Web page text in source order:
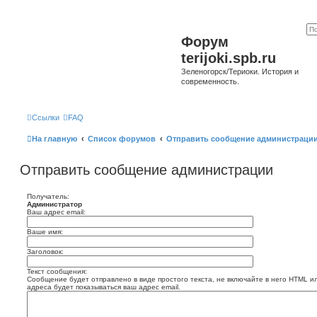
Форум
terijoki.spb.ru
Зеленогорск/Териоки. История и
современность.
Ссылки FAQ
На главную Список форумов Отправить сообщение
Отправить сообщение администрации
Получатель:
Администратор
Ваш адрес email:
Ваше имя:
Заголовок:
Текст сообщения:
Сообщение будет отправлено в виде простого текста, не включайте в него HTML
адреса будет показываться ваш адрес email.